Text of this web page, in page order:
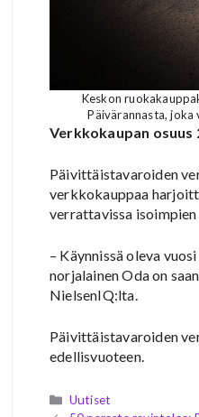
Keskon
Päivärannasta, joka
Verkkokaupan
Päivittäistavaroiden
verkkokauppaa
verrattavissa
– Käynnissä oleva
norjalainen Oda on
NielsenIQ:lta.
Päivittäistavaroiden
edellisvuoteen.
Kategoriat
Uutiset